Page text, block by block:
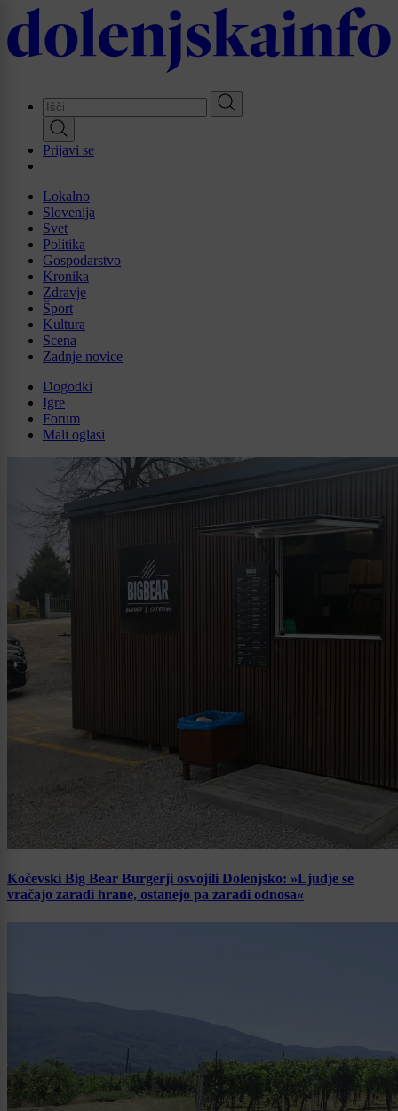
Skip
to
main
Prijavi se
Lokalno
Slovenija
Svet
Politika
Gospodarstvo
Kronika
Zdravje
Šport
Kultura
Scena
Zadnje novice
Dogodki
Igre
Forum
Mali oglasi
Kočevski Big Bear Burgerji osvojili Dolenjsko: »Ljudje se
vračajo zaradi hrane, ostanejo pa zaradi odnosa«